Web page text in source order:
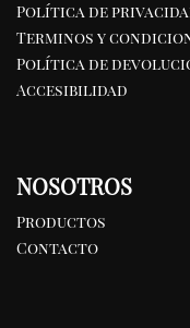
Política de
Terminos y
Política de
Accesibilidad
NOSOTROS
Productos
Contacto